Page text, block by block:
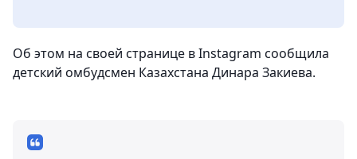
Об этом на своей странице в Instagram сообщила
детский омбудсмен Казахстана Динара Закиева.